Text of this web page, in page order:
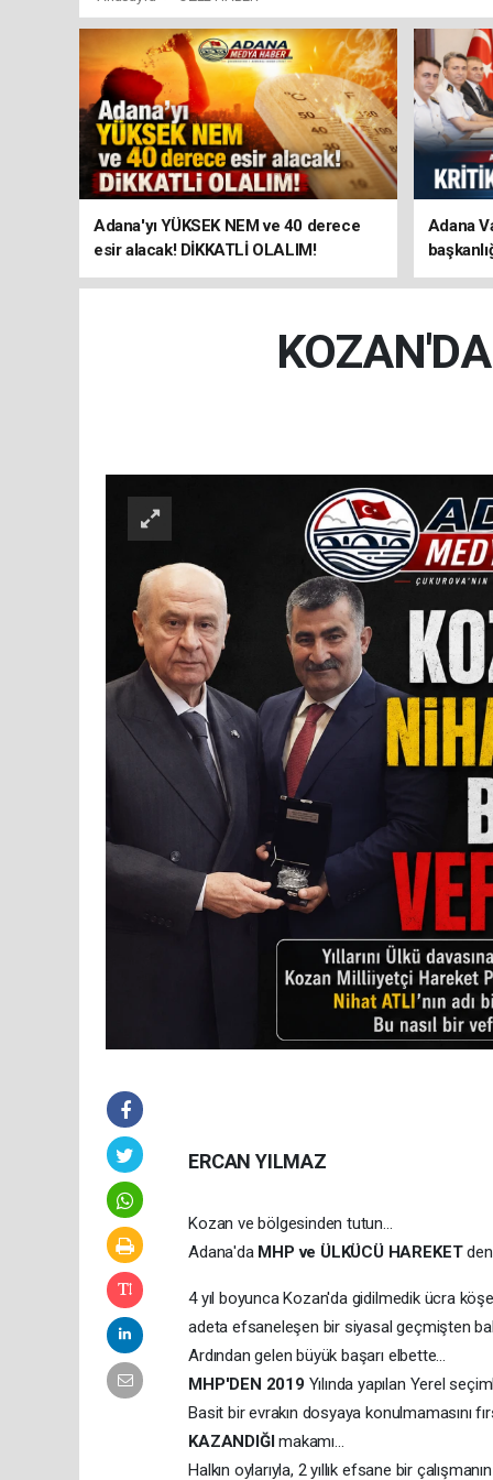
Adana'yı YÜKSEK NEM ve 40 derece
esir alacak! DİKKATLİ OLALIM!
Adana
ERCAN YILMAZ
Kozan ve bölgesinden tutun...
Adana'da MHP ve ÜLKÜCÜ HAREKET
4 yıl boyunca Kozan'da gidilmedik ücra
adeta efsaneleşen bir siyasal geçmişten
Ardından gelen büyük başarı elbette...
MHP'DEN 2019 Yılında yapılan Yerel
Basit bir evrakın dosyaya konulmamasını
KAZANDIĞImakamı...
Halkın oylarıyla, 2 yıllık efsane bir